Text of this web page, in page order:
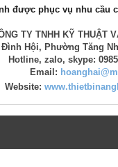
được phục vụ nhu cầu
TY TNHH KỸ THUẬT
Hội, Phường Tăng
Hotline, zalo, skype:
Email:
Website: